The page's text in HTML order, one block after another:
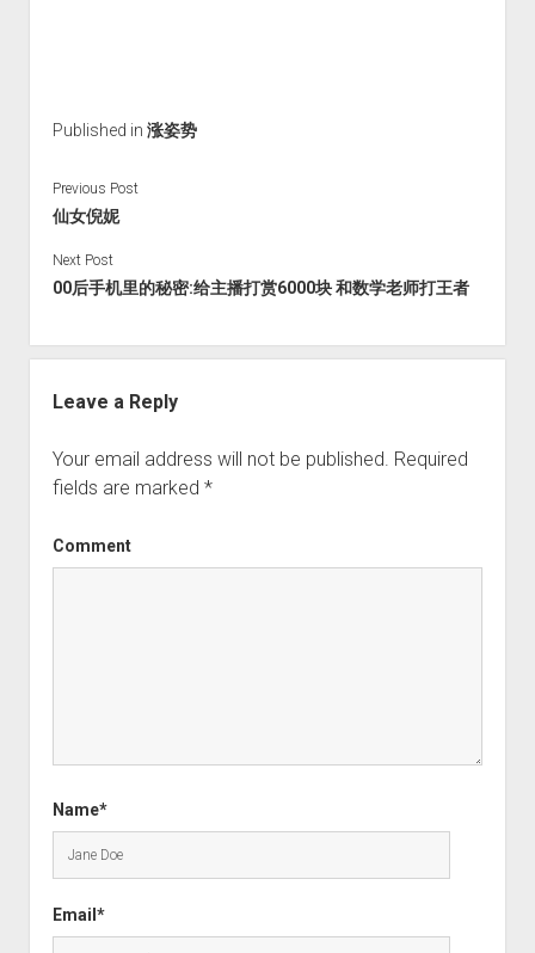
Published in 涨姿势
Previous Post
仙女倪妮
Next Post
00后手机里的秘密:给主播打赏6000块 和数学老师打王者
Leave a Reply
Your email address will not be published. Required
fields are marked *
Comment
Name*
Email*